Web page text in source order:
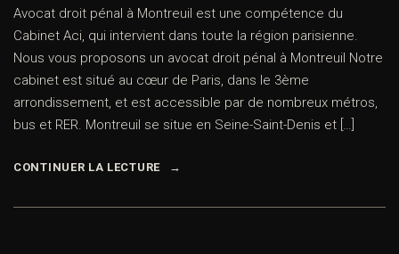
Avocat droit pénal à Montreuil est une compétence du
Cabinet Aci, qui intervient dans toute la région parisienne.
Nous vous proposons un avocat droit pénal à Montreuil Notre
cabinet est situé au cœur de Paris, dans le 3ème
arrondissement, et est accessible par de nombreux métros,
bus et RER. Montreuil se situe en Seine-Saint-Denis et […]
CONTINUER LA LECTURE